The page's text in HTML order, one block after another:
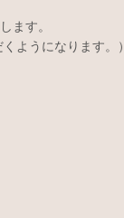
ます。
ようになります。）